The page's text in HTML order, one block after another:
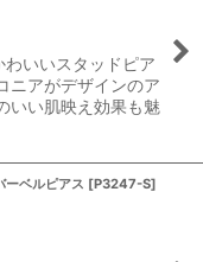
いいスタッドピア
ニアがデザインのア
いい肌映え効果も魅
ーベルピアス [P3247-S]